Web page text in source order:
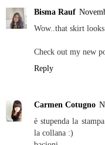
Bisma Rauf
Wow..that skirt
Check out my new
Reply
Carmen Cotugno
è stupenda la
la collana :)